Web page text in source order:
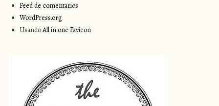
Feed de comentarios
WordPress.org
UsandoAll in one Favicon